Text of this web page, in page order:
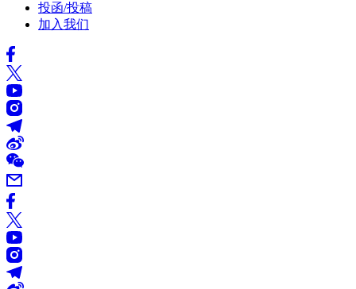
投函/投稿
加入我们